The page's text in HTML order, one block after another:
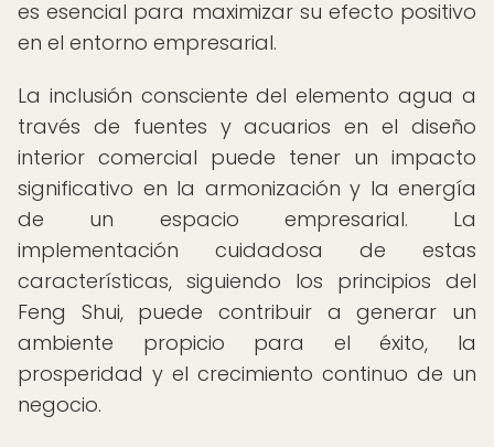
es esencial para maximizar su efecto positivo
en el entorno empresarial.
La inclusión consciente del elemento agua a
través de fuentes y acuarios en el diseño
interior comercial puede tener un impacto
significativo en la armonización y la energía
de un espacio empresarial. La
implementación cuidadosa de estas
características, siguiendo los principios del
Feng Shui, puede contribuir a generar un
ambiente propicio para el éxito, la
prosperidad y el crecimiento continuo de un
negocio.